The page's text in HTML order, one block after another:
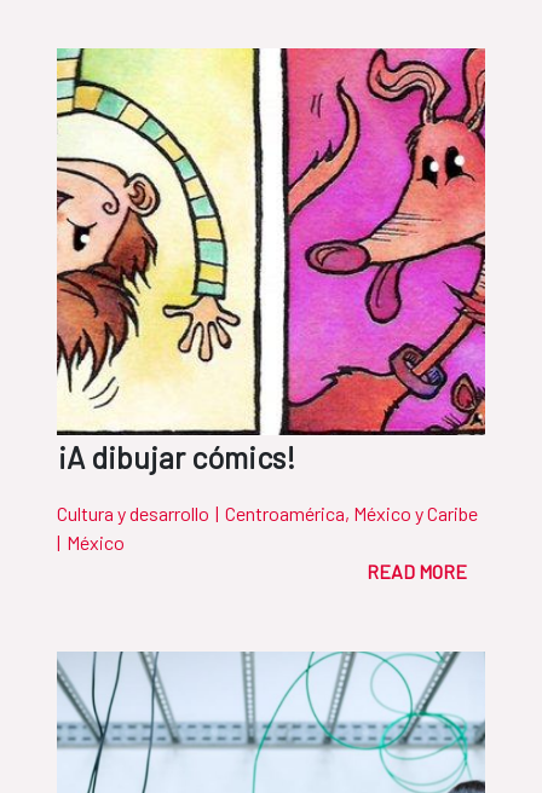
¡A dibujar cómics!
Cultura y desarrollo | Centroamérica, México y Caribe
| México
READ MORE